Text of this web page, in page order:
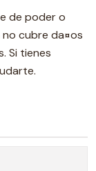
de poder o
no cubre da¤os
Si tienes